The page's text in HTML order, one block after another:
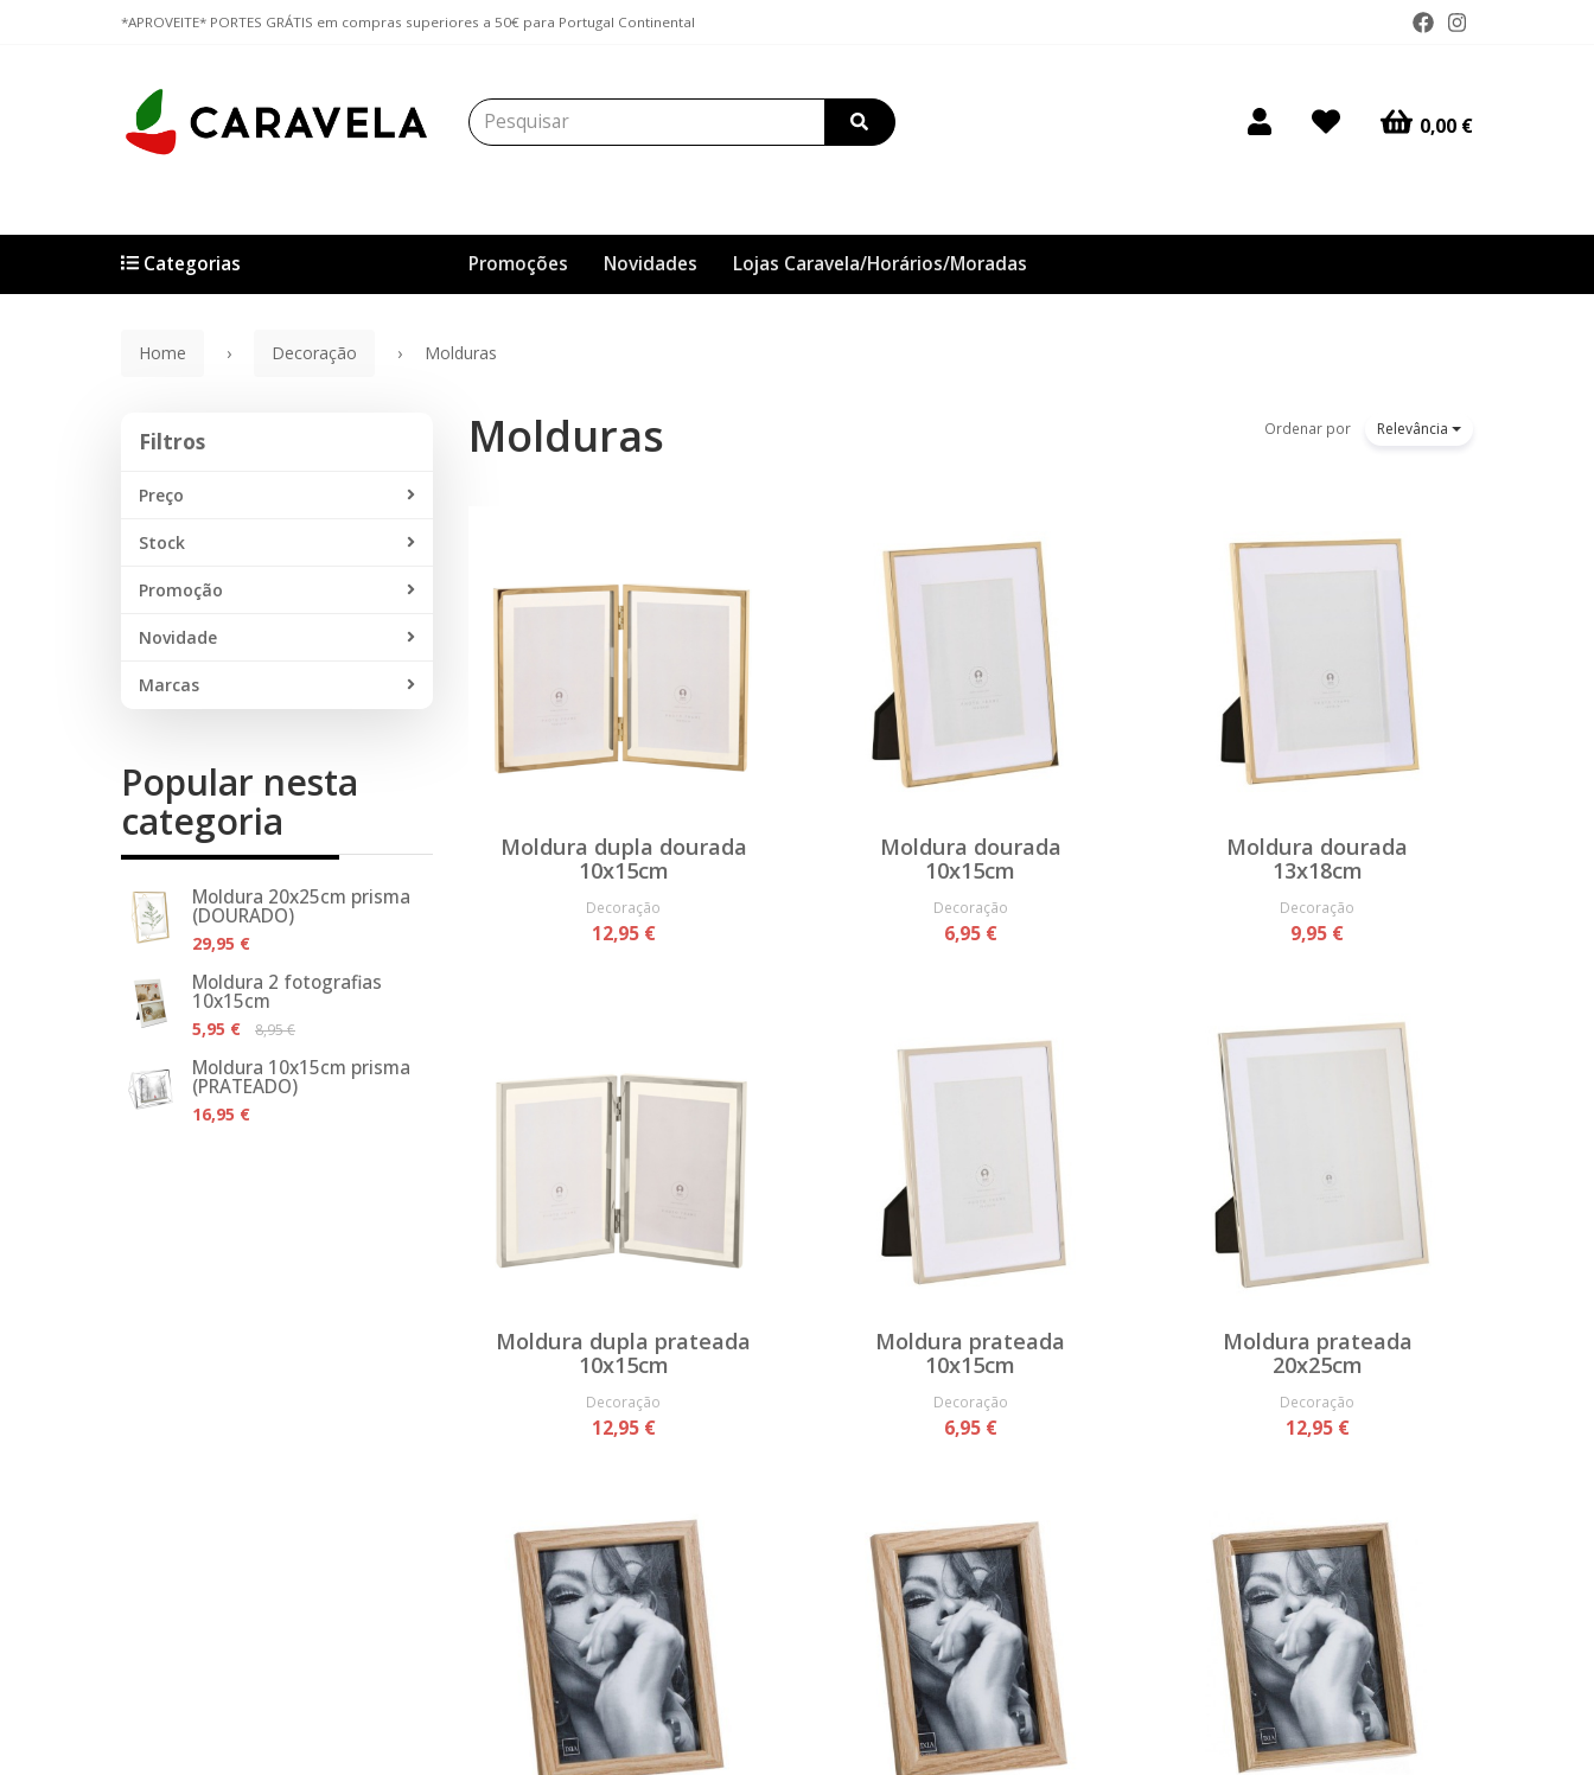
*APROVEITE* PORTES GRÁTIS em compras superiores a 50€ para Portugal Continental
0,00 €
Promoções Novidades Lojas Caravela/Horários/Moradas
Categorias
Home Decoração Molduras
Filtros
Preço
Stock
Promoção
Novidade
Marcas
Popular nesta
categoria
Moldura 20x25cm prisma
(DOURADO)
29,95 €
Moldura 2 fotografias
10x15cm
5,95 € 8,95 €
Moldura 10x15cm prisma
(PRATEADO)
16,95 €
Molduras Ordenar por Relevância
Moldura dupla dourada
10x15cm
Decoração
12,95 €
Moldura dourada
10x15cm
Decoração
6,95 €
Moldura dourada
13x18cm
Decoração
9,95 €
Moldura dupla prateada
10x15cm
Decoração
12,95 €
Moldura prateada
10x15cm
Decoração
6,95 €
Moldura prateada
20x25cm
Decoração
12,95 €